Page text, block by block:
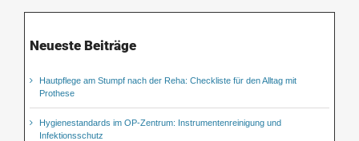
Neueste Beiträge
Hautpflege am Stumpf nach der Reha: Checkliste für den Alltag mit
Prothese
Hygienestandards im OP-Zentrum: Instrumentenreinigung und
Infektionsschutz